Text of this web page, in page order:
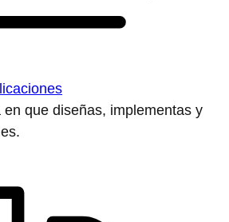
que diseñas, implementas y